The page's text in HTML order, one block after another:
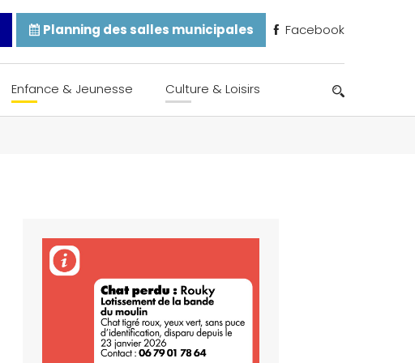
Planning des salles municipales Facebook
Enfance & Jeunesse Culture & Loisirs